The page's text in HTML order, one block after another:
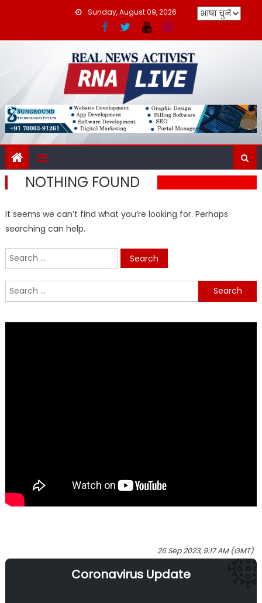
Sunday, August 09, 2026
NOTHING FOUND
It seems we can’t find what you’re looking for. Perhaps
searching can help.
Search
for:
Search
for:
26 Sep 2023, 9:17 AM (GMT)
Coronavirus Update